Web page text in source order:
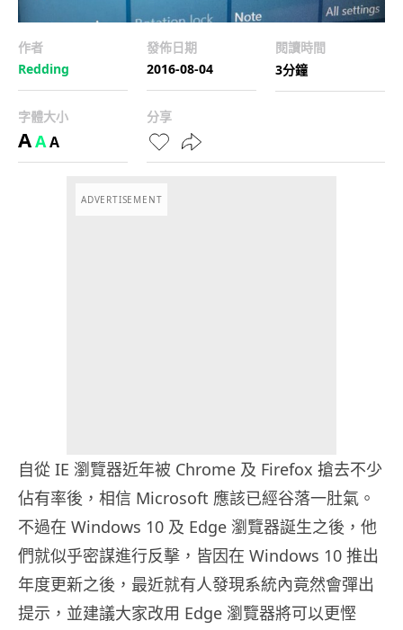
作者
Redding
發佈日期
2016-08-04
閱讀時間
3分鐘
字體大小
AAA
分享
ADVERTISEMENT
自從 IE 瀏覽器近年被 Chrome 及 Firefox 搶去不少
佔有率後，相信 Microsoft 應該已經谷落一肚氣。
不過在 Windows 10 及 Edge 瀏覽器誕生之後，他
們就似乎密謀進行反擊，皆因在 Windows 10 推出
年度更新之後，最近就有人發現系統內竟然會彈出
提示，並建議大家改用 Edge 瀏覽器將可以更慳